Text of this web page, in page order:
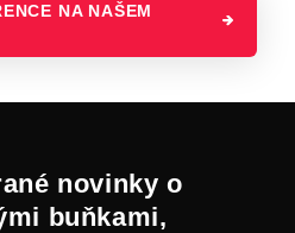
NA NAŠEM
novinky o
buňkami,